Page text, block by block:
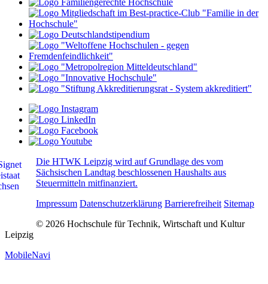
Die HTWK Leipzig wird auf Grundlage des vom
Sächsischen Landtag beschlossenen Haushalts aus
Steuermitteln mitfinanziert.
Impressum Datenschutzerklärung Barrierefreiheit Sitemap
© 2026 Hochschule für Technik, Wirtschaft und Kultur
Leipzig
MobileNavi